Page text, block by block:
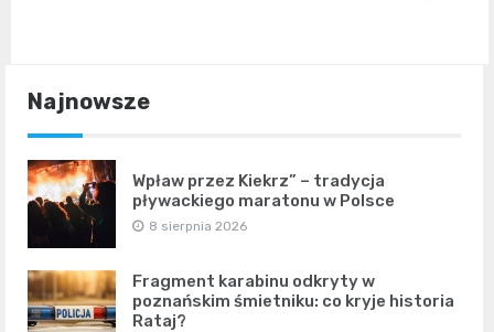
Najnowsze
Wpław przez Kiekrz” – tradycja
pływackiego maratonu w Polsce
8 sierpnia 2026
Fragment karabinu odkryty w
poznańskim śmietniku: co kryje historia
Rataj?